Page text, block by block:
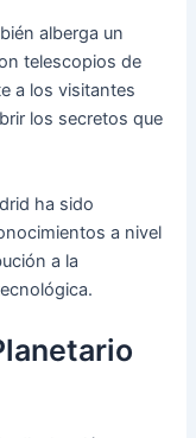
alberga un
telescopios de
a los visitantes
los secretos que
ha sido
a nivel
a la